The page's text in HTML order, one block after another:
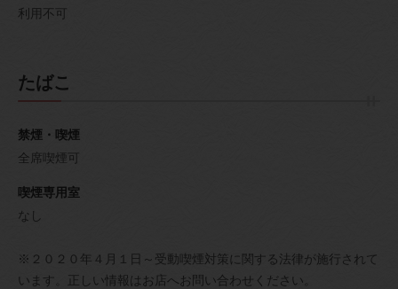
利用不可
たばこ
禁煙・喫煙
全席喫煙可
喫煙専用室
なし
※２０２０年４月１日～受動喫煙対策に関する法律が施行されて
います。正しい情報はお店へお問い合わせください。